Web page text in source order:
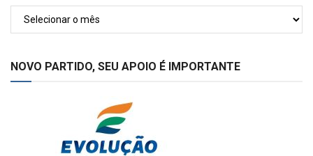
NOVO PARTIDO, SEU APOIO É IMPORTANTE